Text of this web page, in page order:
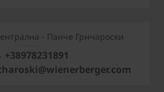
- Панче Грнчароски
+38978231891